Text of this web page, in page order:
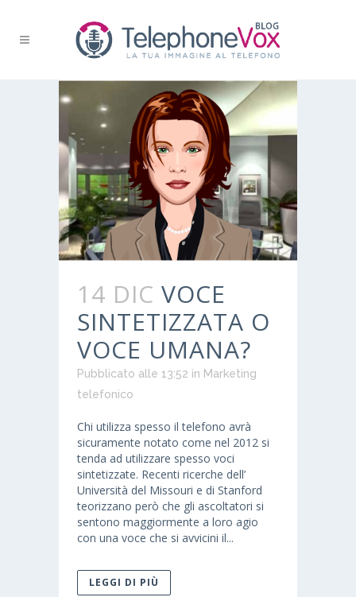
14 DIC VOCE
SINTETIZZATA O
VOCE UMANA?
Pubblicato alle 13:52 in Marketing
telefonico
Chi utilizza spesso il telefono avrà
sicuramente notato come nel 2012 si
tenda ad utilizzare spesso voci
sintetizzate. Recenti ricerche dell’
Università del Missouri e di Stanford
teorizzano però che gli ascoltatori si
sentono maggiormente a loro agio
con una voce che si avvicini il...
LEGGI DI PIÙ